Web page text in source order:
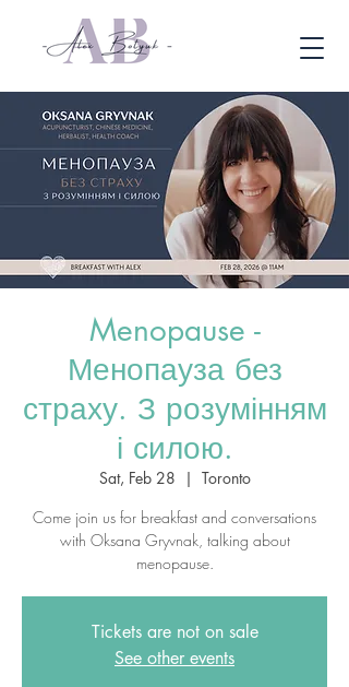
Menopause -
Менопауза без
страху. З розумінням
і силою.
Sat, Feb 28
  |
Toronto
Come join us for breakfast and conversations
with Oksana Gryvnak, talking about
menopause.
Tickets are not on sale
See other events